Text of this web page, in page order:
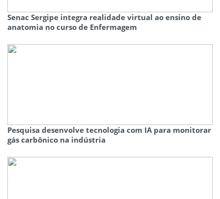
Senac Sergipe integra realidade virtual ao ensino de
anatomia no curso de Enfermagem
Pesquisa desenvolve tecnologia com IA para monitorar
gás carbônico na indústria